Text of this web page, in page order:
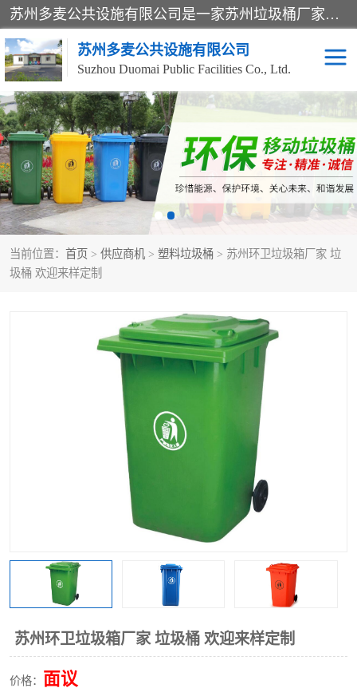
苏州多麦公共设施有限公司是一家苏州垃圾桶厂家，主营：塑料垃圾桶、分类果皮箱、户外园林椅、保安岗亭等产品厂家。全国统一热线电话：17105580222。公司组建完善的团队。设计人员，能根据客户要求，提供适合的设计方案，来满足客户的需求。
苏州多麦公共设施有限公司
Suzhou Duomai Public Facilities Co., Ltd.
当前位置： 首页 > 供应商机 > 塑料垃圾桶 > 苏州环卫垃圾箱厂家 垃
圾桶 欢迎来样定制
苏州环卫垃圾箱厂家 垃圾桶 欢迎来样定制
价格： 面议
办公室脚踩垃圾桶 保安岗亭
分类果皮箱 公园椅
垃圾分类房 塑料垃圾桶
防疫岗亭 吸烟岗亭